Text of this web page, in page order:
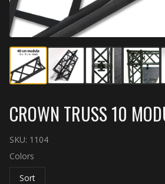
CROWN TRUSS 10
SKU: 1104
Colors
Sort